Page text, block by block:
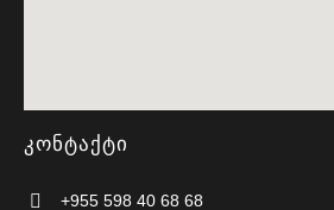
კონტაქტი
+955 598 40 68 68